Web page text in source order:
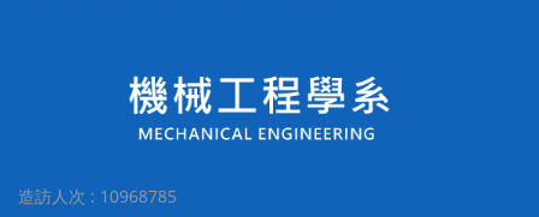
造訪人次 : 10968785